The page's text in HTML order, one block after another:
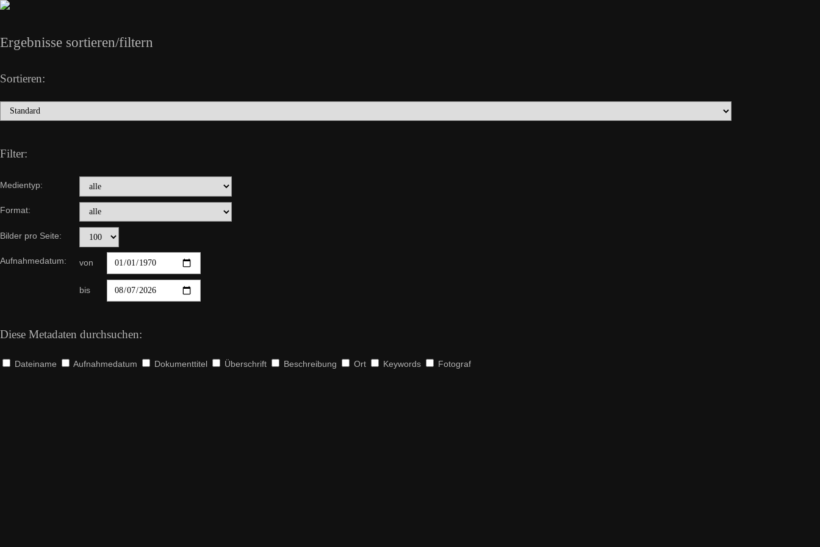
Ergebnisse sortieren/filtern
Sortieren:
Filter:
Medientyp:
Format:
Bilder pro Seite:
Aufnahmedatum: von
bis
Diese Metadaten durchsuchen:
Dateiname Aufnahmedatum Dokumenttitel Überschrift Beschreibung Ort Keywords Fotograf